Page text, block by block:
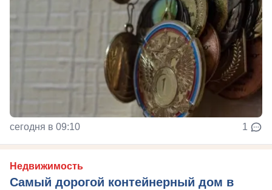
сегодня в 09:10 1
Недвижимость
Самый дорогой контейнерный дом в